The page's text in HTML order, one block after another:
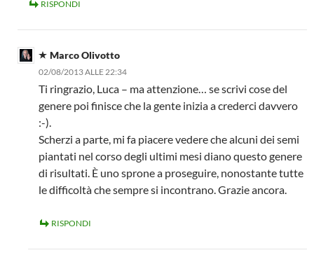
RISPONDI
Marco Olivotto
02/08/2013 ALLE 22:34
Ti ringrazio, Luca – ma attenzione… se scrivi cose del
genere poi finisce che la gente inizia a crederci davvero
:-).
Scherzi a parte, mi fa piacere vedere che alcuni dei semi
piantati nel corso degli ultimi mesi diano questo genere
di risultati. È uno sprone a proseguire, nonostante tutte
le difficoltà che sempre si incontrano. Grazie ancora.
RISPONDI